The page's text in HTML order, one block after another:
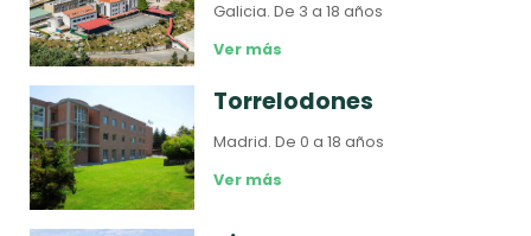
Galicia.De 3 a 18 años
Ver más
Torrelodones
Madrid.De 0 a 18 años
Ver más